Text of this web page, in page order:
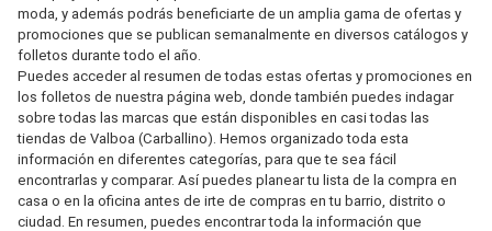
moda, y además podrás beneficiarte de un amplia gama de ofertas y
promociones que se publican semanalmente en diversos catálogos y
folletos durante todo el año.
Puedes acceder al resumen de todas estas ofertas y promociones en
los folletos de nuestra página web, donde también puedes indagar
sobre todas las marcas que están disponibles en casi todas las
tiendas de Valboa (Carballino). Hemos organizado toda esta
información en diferentes categorías, para que te sea fácil
encontrarlas y comparar. Así puedes planear tu lista de la compra en
casa o en la oficina antes de irte de compras en tu barrio, distrito o
ciudad. En resumen, puedes encontrar toda la información que